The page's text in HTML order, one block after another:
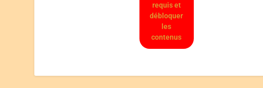
requis et
débloquer
les
contenus